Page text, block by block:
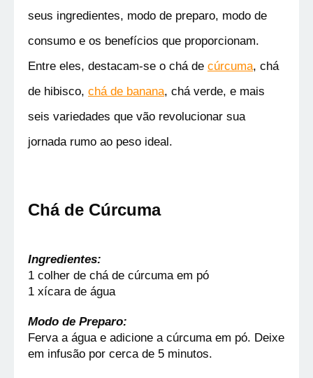
seus ingredientes, modo de preparo, modo de
consumo e os benefícios que proporcionam.
Entre eles, destacam-se o chá de cúrcuma, chá
de hibisco, chá de banana, chá verde, e mais
seis variedades que vão revolucionar sua
jornada rumo ao peso ideal.
Chá de Cúrcuma
Ingredientes:
1 colher de chá de cúrcuma em pó
1 xícara de água
Modo de Preparo:
Ferva a água e adicione a cúrcuma em pó. Deixe
em infusão por cerca de 5 minutos.